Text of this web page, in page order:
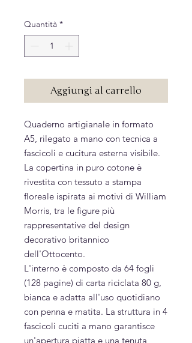
Quantità *
Aggiungi al carrello
Quaderno artigianale in formato
A5, rilegato a mano con tecnica a
fascicoli e cucitura esterna visibile.
La copertina in puro cotone è
rivestita con tessuto a stampa
floreale ispirata ai motivi di William
Morris, tra le figure più
rappresentative del design
decorativo britannico
dell'Ottocento.
L'interno è composto da 64 fogli
(128 pagine) di carta riciclata 80 g,
bianca e adatta all'uso quotidiano
con penna e matita. La struttura in 4
fascicoli cuciti a mano garantisce
un'apertura piatta e una tenuta